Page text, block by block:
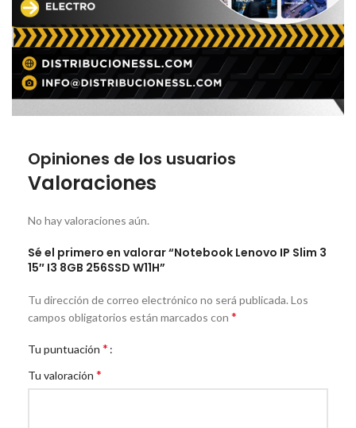
Opiniones de los usuarios
Valoraciones
No hay valoraciones aún.
Sé el primero en valorar “Notebook Lenovo IP Slim 3
15″ I3 8GB 256SSD W11H”
Tu dirección de correo electrónico no será publicada.Los
campos obligatorios están marcados con *
Tu puntuación *
Tu valoración *